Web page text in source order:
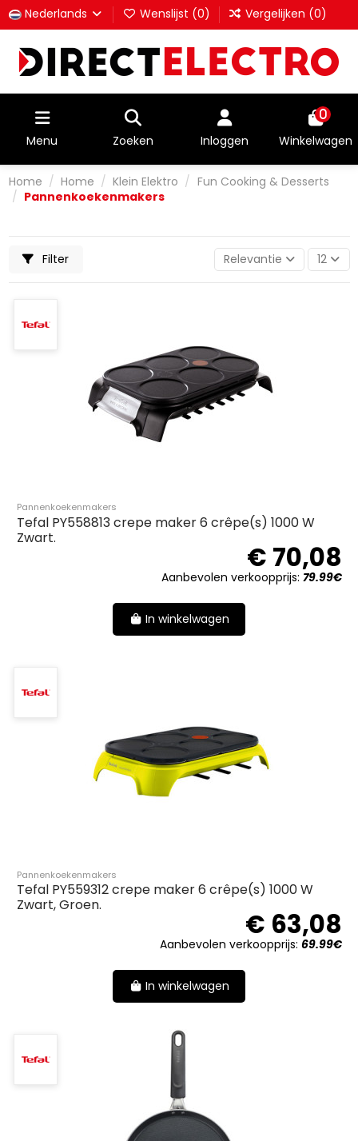
Nederlands Wenslijst (0) Vergelijken (0)
Menu Zoeken Inloggen
0
Winkelwagen
Home Home Klein Elektro
Fun Cooking & Desserts
Pannenkoekenmakers
Filter Relevantie 12
Pannenkoekenmakers
Tefal PY558813 crepe maker 6 crêpe(s) 1000 W
Zwart.
€ 70,08
Aanbevolen verkoopprijs: 79.99€
In winkelwagen
Pannenkoekenmakers
Tefal PY559312 crepe maker 6 crêpe(s) 1000 W
Zwart, Groen.
€ 63,08
Aanbevolen verkoopprijs: 69.99€
In winkelwagen